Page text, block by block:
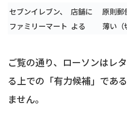
セブンイレブン、
ファミリーマート
店舗に
よる
原則郵
薄い（
ご覧の通り、ローソンはレ
る上での「有力候補」であ
ません。